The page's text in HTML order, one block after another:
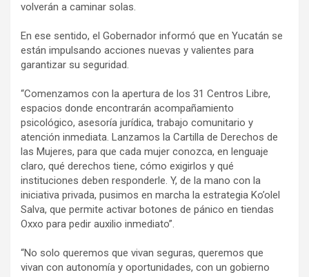
volverán a caminar solas.
En ese sentido, el Gobernador informó que en Yucatán se
están impulsando acciones nuevas y valientes para
garantizar su seguridad.
“Comenzamos con la apertura de los 31 Centros Libre,
espacios donde encontrarán acompañamiento
psicológico, asesoría jurídica, trabajo comunitario y
atención inmediata. Lanzamos la Cartilla de Derechos de
las Mujeres, para que cada mujer conozca, en lenguaje
claro, qué derechos tiene, cómo exigirlos y qué
instituciones deben responderle. Y, de la mano con la
iniciativa privada, pusimos en marcha la estrategia Ko’olel
Salva, que permite activar botones de pánico en tiendas
Oxxo para pedir auxilio inmediato”.
“No solo queremos que vivan seguras, queremos que
vivan con autonomía y oportunidades, con un gobierno